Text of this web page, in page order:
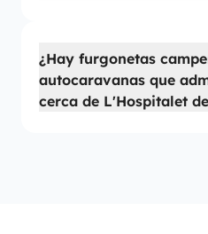
¿Hay furgonetas
autocaravanas que
cerca de L'Hospitalet